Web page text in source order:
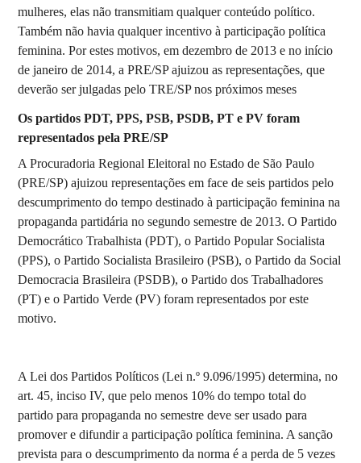
mulheres, elas não transmitiam qualquer conteúdo político.
Também não havia qualquer incentivo à participação política
feminina. Por estes motivos, em dezembro de 2013 e no início
de janeiro de 2014, a PRE/SP ajuizou as representações, que
deverão ser julgadas pelo TRE/SP nos próximos meses
Os partidos PDT, PPS, PSB, PSDB, PT e PV foram
representados pela PRE/SP
A Procuradoria Regional Eleitoral no Estado de São Paulo
(PRE/SP) ajuizou representações em face de seis partidos pelo
descumprimento do tempo destinado à participação feminina na
propaganda partidária no segundo semestre de 2013. O Partido
Democrático Trabalhista (PDT), o Partido Popular Socialista
(PPS), o Partido Socialista Brasileiro (PSB), o Partido da Social
Democracia Brasileira (PSDB), o Partido dos Trabalhadores
(PT) e o Partido Verde (PV) foram representados por este
motivo.
A Lei dos Partidos Políticos (Lei n.º 9.096/1995) determina, no
art. 45, inciso IV, que pelo menos 10% do tempo total do
partido para propaganda no semestre deve ser usado para
promover e difundir a participação política feminina. A sanção
prevista para o descumprimento da norma é a perda de 5 vezes